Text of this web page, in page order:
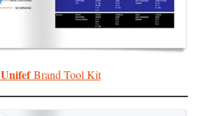
UnifefBrand Tool Kit